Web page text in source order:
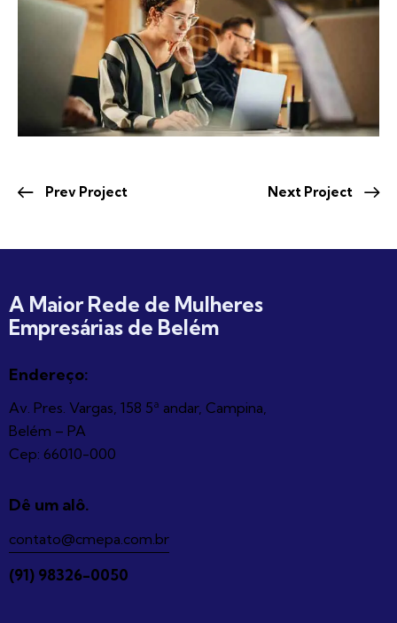
Prev Project Next Project
A Maior Rede de Mulheres
Empresárias de Belém
Endereço:
Av. Pres. Vargas, 158 5ª andar, Campina,
Belém – PA
Cep: 66010-000
Dê um alô.
contato@cmepa.com.br
(91) 98326-0050